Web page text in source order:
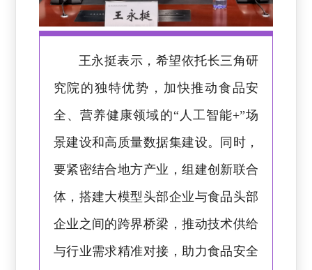
王永挺表示，希望依托长三角研
究院的独特优势，加快推动食品安
全、营养健康领域的“人工智能+”场
景建设和高质量数据集建设。同时，
要紧密结合地方产业，组建创新联合
体，搭建大模型头部企业与食品头部
企业之间的跨界桥梁，推动技术供给
与行业需求精准对接，助力食品安全